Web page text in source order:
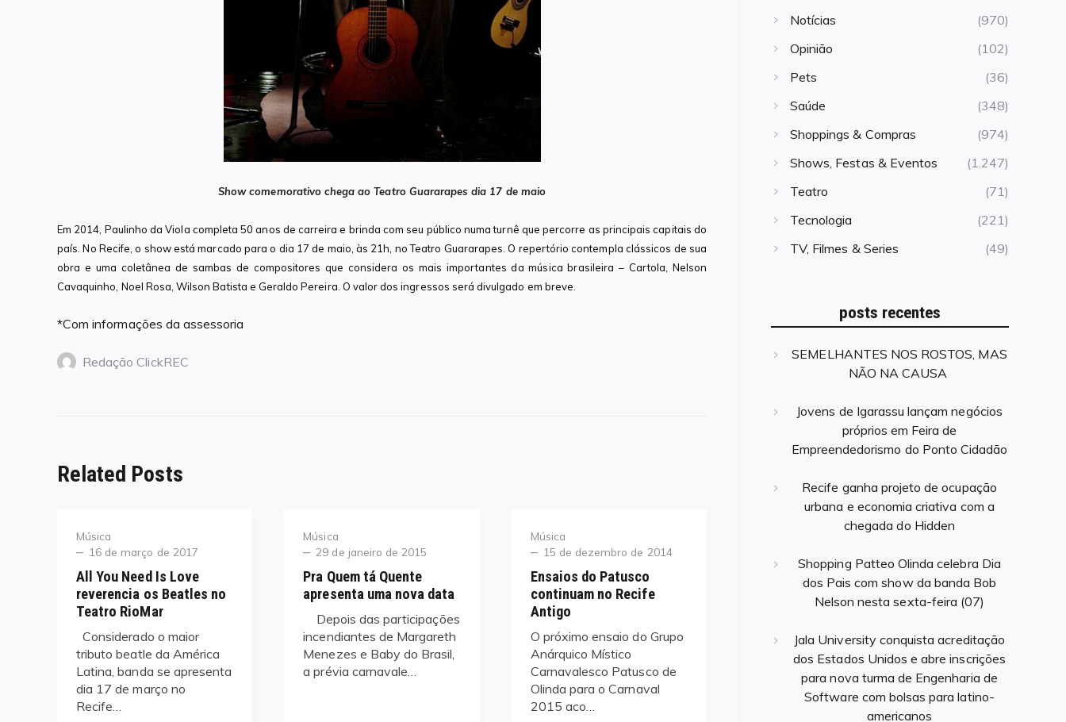
Show comemorativo chega ao Teatro Guararapes dia 17 de maio
Em 2014, Paulinho da Viola completa 50 anos de carreira e brinda com seu público numa turnê que percorre as principais capitais do
país. No Recife, o show está marcado para o dia 17 de maio, às 21h, no Teatro Guararapes. O repertório contempla clássicos de sua
obra e uma coletânea de sambas de compositores que considera os mais importantes da música brasileira – Cartola, Nelson
Cavaquinho, Noel Rosa, Wilson Batista e Geraldo Pereira. O valor dos ingressos será divulgado em breve.
*Com informações da assessoria
Redação ClickREC
Related Posts
Category
Música
Posted
16 de março de 2017
All You Need Is Love
reverencia os Beatles no
Teatro RioMar
Considerado o maior
tributo beatle da América
Latina, banda se apresenta
dia 17 de março no
Recife…
Category
Música
Posted
29 de janeiro de 2015
Pra Quem tá Quente
apresenta uma nova data
Depois das participações
incendiantes de Margareth
Menezes e Baby do Brasil,
a prévia carnavale…
Category
Música
Posted
15 de dezembro de 2014
Ensaios do Patusco
continuam no Recife
Antigo
O próximo ensaio do Grupo
Anárquico Místico
Carnavalesco Patusco de
Olinda para o Carnaval
2015 aco…
Notícias
(970)
Opinião
(102)
Pets
(36)
Saúde
(348)
Shoppings & Compras
(974)
Shows, Festas & Eventos
(1.247)
Teatro
(71)
Tecnologia
(221)
TV, Filmes & Series
(49)
posts recentes
SEMELHANTES NOS ROSTOS, MAS
NÃO NA CAUSA
Jovens de Igarassu lançam negócios
próprios em Feira de
Empreendedorismo do Ponto Cidadão
Recife ganha projeto de ocupação
urbana e economia criativa com a
chegada do Hidden
Shopping Patteo Olinda celebra Dia
dos Pais com show da banda Bob
Nelson nesta sexta-feira (07)
Jala University conquista acreditação
dos Estados Unidos e abre inscrições
para nova turma de Engenharia de
Software com bolsas para latino-
americanos